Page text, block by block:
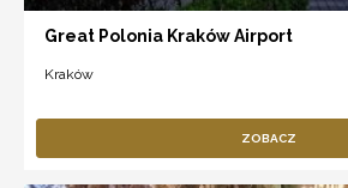
Great Polonia Kraków Airport
Kraków
ZOBACZ